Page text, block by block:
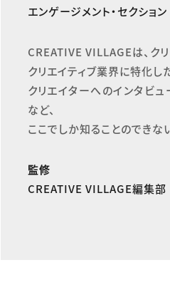
エンゲージメント・セクション
CREATIVE VILLAGEは、ク
クリエイティブ業界に特化し
クリエイターへのインタビュ
など、
ここでしか知ることのできな
監修
CREATIVE VILLAGE編集部